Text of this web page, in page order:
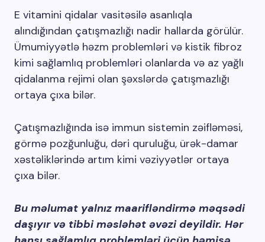
E vitamini qidalar vasitəsilə asanlıqla
alındığından çatışmazlığı nadir hallarda görülür.
Ümumiyyətlə həzm problemləri və kistik fibroz
kimi sağlamlıq problemləri olanlarda və az yağlı
qidalanma rejimi olan şəxslərdə çatışmazlığı
ortaya çıxa bilər.
Çatışmazlığında isə immun sistemin zəifləməsi,
görmə pozğunluğu, dəri quruluğu, ürək-damar
xəstəliklərində artım kimi vəziyyətlər ortaya
çıxa bilər.
Bu məlumat yalnız maarifləndirmə məqsədi
daşıyır və tibbi məsləhət əvəzi deyildir. Hər